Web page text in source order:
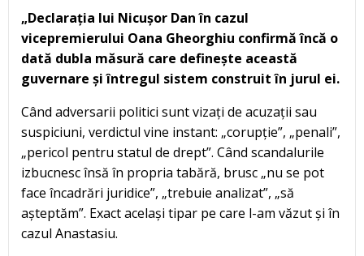
„Declarația lui Nicușor Dan în cazul
vicepremierului Oana Gheorghiu confirmă încă o
dată dubla măsură care definește această
guvernare și întregul sistem construit în jurul ei.
Când adversarii politici sunt vizați de acuzații sau
suspiciuni, verdictul vine instant: „corupție”, „penali”,
„pericol pentru statul de drept”. Când scandalurile
izbucnesc însă în propria tabără, brusc „nu se pot
face încadrări juridice”, „trebuie analizat”, „să
așteptăm”. Exact același tipar pe care l-am văzut și în
cazul Anastasiu.